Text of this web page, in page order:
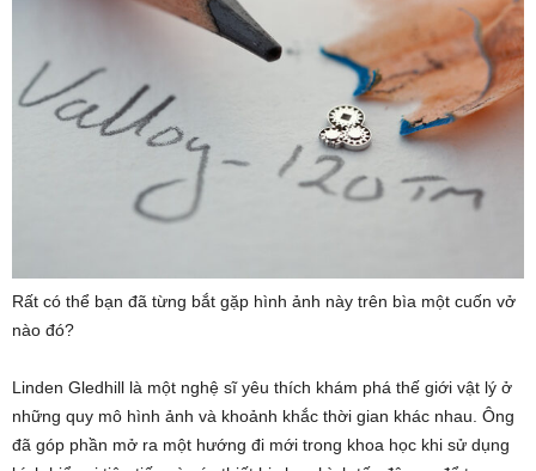
Rất có thể bạn đã từng bắt gặp hình ảnh này trên bìa một cuốn vở
nào đó?
Linden Gledhill là một nghệ sĩ yêu thích khám phá thế giới vật lý ở
những quy mô hình ảnh và khoảnh khắc thời gian khác nhau. Ông
đã góp phần mở ra một hướng đi mới trong khoa học khi sử dụng